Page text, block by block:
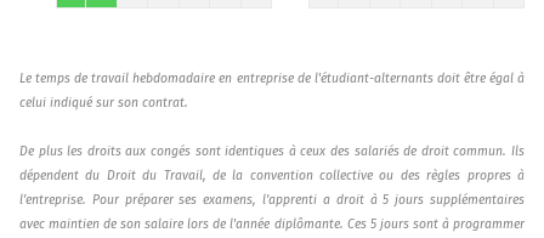
Le temps de travail hebdomadaire en entreprise de l'étudiant-alternants doit être égal à
celui indiqué sur son contrat.
De plus les droits aux congés sont identiques à ceux des salariés de droit commun. Ils
dépendent du Droit du Travail, de la convention collective ou des règles propres à
l’entreprise. Pour préparer ses examens, l’apprenti a droit à 5 jours supplémentaires
avec maintien de son salaire lors de l'année diplômante. Ces 5 jours sont à programmer